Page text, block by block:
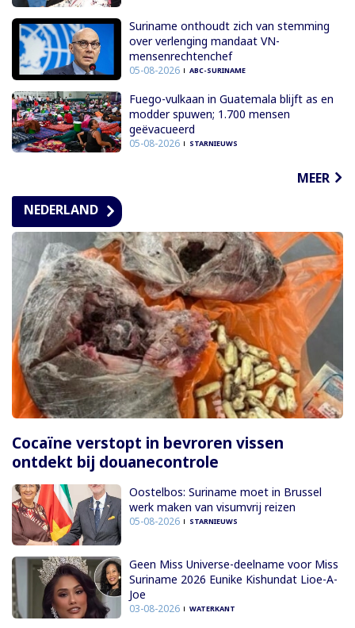
Suriname onthoudt zich van stemming
over verlenging mandaat VN-
mensenrechtenchef
05-08-2026 ABC-SURINAME
Fuego-vulkaan in Guatemala blijft as en
modder spuwen; 1.700 mensen
geëvacueerd
05-08-2026 STARNIEUWS
MEER
NEDERLAND
Cocaïne verstopt in bevroren vissen
ontdekt bij douanecontrole
Oostelbos: Suriname moet in Brussel
werk maken van visumvrij reizen
05-08-2026 STARNIEUWS
Geen Miss Universe-deelname voor Miss
Suriname 2026 Eunike Kishundat Lioe-A-
Joe
03-08-2026 WATERKANT